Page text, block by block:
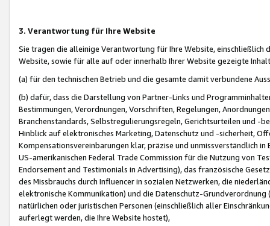
3. Verantwortung für Ihre Website
Sie tragen die alleinige Verantwortung für Ihre Website,
Website, sowie für alle auf oder innerhalb Ihrer Website gezeigte
(a) für den technischen Betrieb und die gesamte damit verbundene
(b) dafür, dass die Darstellung von Partner-Links und
Bestimmungen, Verordnungen, Vorschriften, Regelungen,
Branchenstandards, Selbstregulierungsregeln, Gerichtsurteilen und -
Hinblick auf elektronisches Marketing, Datenschutz und -sicherheit,
Kompensationsvereinbarungen klar, präzise und unmissverständlich
US-amerikanischen Federal Trade Commission für die Nutzung von
Endorsement and Testimonials in Advertising), das französische
des Missbrauchs durch Influencer in sozialen Netzwerken, die
elektronische Kommunikation) und die Datenschutz-
natürlichen oder juristischen Personen (einschließlich aller
auferlegt werden, die Ihre Website hostet),